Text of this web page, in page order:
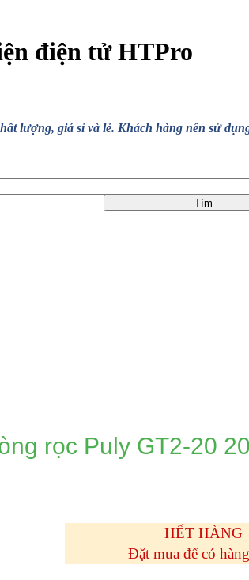
điện tử HTPro
lượng, giá sỉ và lẻ. Khách hàng nên sử
rọc Puly GT2-20
HẾT HÀNG
Đặt mua để có